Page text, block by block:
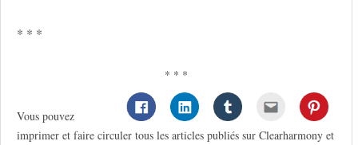
* * *
* * *
Vous pouvez
imprimer et faire circuler tous les articles publiés sur Clearharmony et